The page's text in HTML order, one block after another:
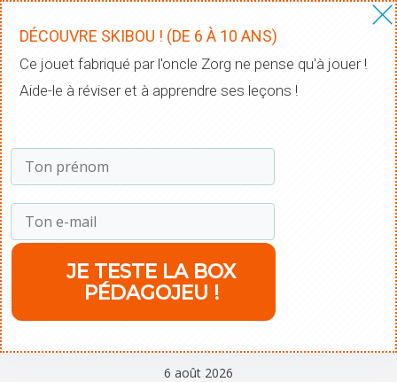
6 août 2026
DÉCOUVRE SKIBOU ! (DE 6 À 10 ANS)
​Ce jouet fabriqué par l'oncle Zorg ne pense qu'à jouer !
Aide-le à réviser et à apprendre ses leçons !
​JE TESTE LA BOX
PÉDAGOJEU !